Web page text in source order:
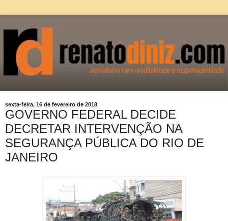
sexta-feira, 16 de fevereiro de 2018
GOVERNO FEDERAL DECIDE
DECRETAR INTERVENÇÃO NA
SEGURANÇA PÚBLICA DO RIO DE
JANEIRO